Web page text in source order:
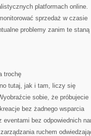
platformach online.
sprzedaż w czasie
problemy zanim te
trochę
tutaj, jak i tam, liczy się
sobie, że próbujecie
bez żadnego wsparcia
bez odpowiednich
ruchem